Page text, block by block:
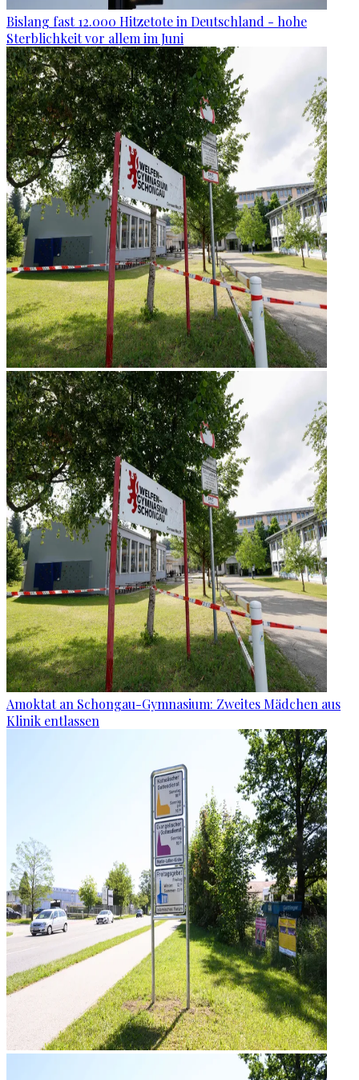
Bislang fast 12.000 Hitzetote in Deutschland - hohe
Sterblichkeit vor allem im Juni
Amoktat an Schongau-Gymnasium: Zweites Mädchen aus
Klinik entlassen